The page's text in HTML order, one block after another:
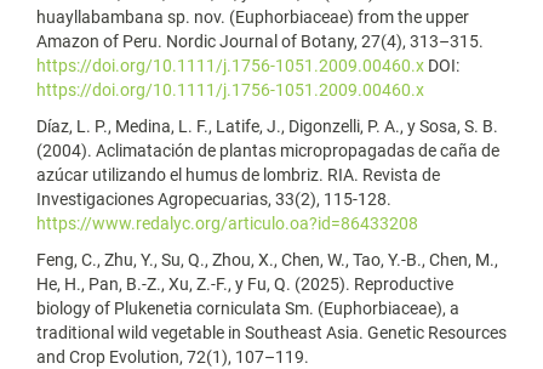
huayllabambana sp. nov. (Euphorbiaceae) from the upper
Amazon of Peru. Nordic Journal of Botany, 27(4), 313–315.
https://doi.org/10.1111/j.1756-1051.2009.00460.x DOI:
https://doi.org/10.1111/j.1756-1051.2009.00460.x
Díaz, L. P., Medina, L. F., Latife, J., Digonzelli, P. A., y Sosa, S. B.
(2004). Aclimatación de plantas micropropagadas de caña de
azúcar utilizando el humus de lombriz. RIA. Revista de
Investigaciones Agropecuarias, 33(2), 115-128.
https://www.redalyc.org/articulo.oa?id=86433208
Feng, C., Zhu, Y., Su, Q., Zhou, X., Chen, W., Tao, Y.-B., Chen, M.,
He, H., Pan, B.-Z., Xu, Z.-F., y Fu, Q. (2025). Reproductive
biology of Plukenetia corniculata Sm. (Euphorbiaceae), a
traditional wild vegetable in Southeast Asia. Genetic Resources
and Crop Evolution, 72(1), 107–119.